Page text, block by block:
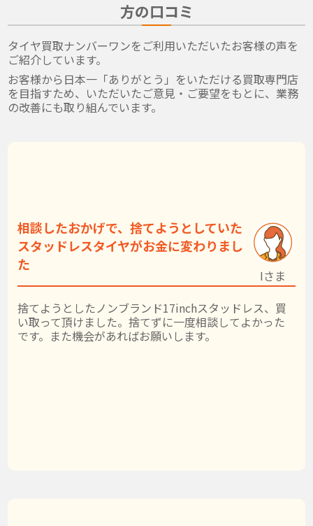
方の口コミ
タイヤ買取ナンバーワンをご利用いただいたお客様の声を
ご紹介しています。
お客様から日本一「ありがとう」をいただける買取専門店
を目指すため、いただいたご意見・ご要望をもとに、業務
の改善にも取り組んでいます。
相談したおかげで、捨てようとしていた
スタッドレスタイヤがお金に変わりまし
た
捨てようとしたノンブランド17inchスタッドレス、買
い取って頂けました。捨てずに一度相談してよかった
です。また機会があればお願いします。
Iさま